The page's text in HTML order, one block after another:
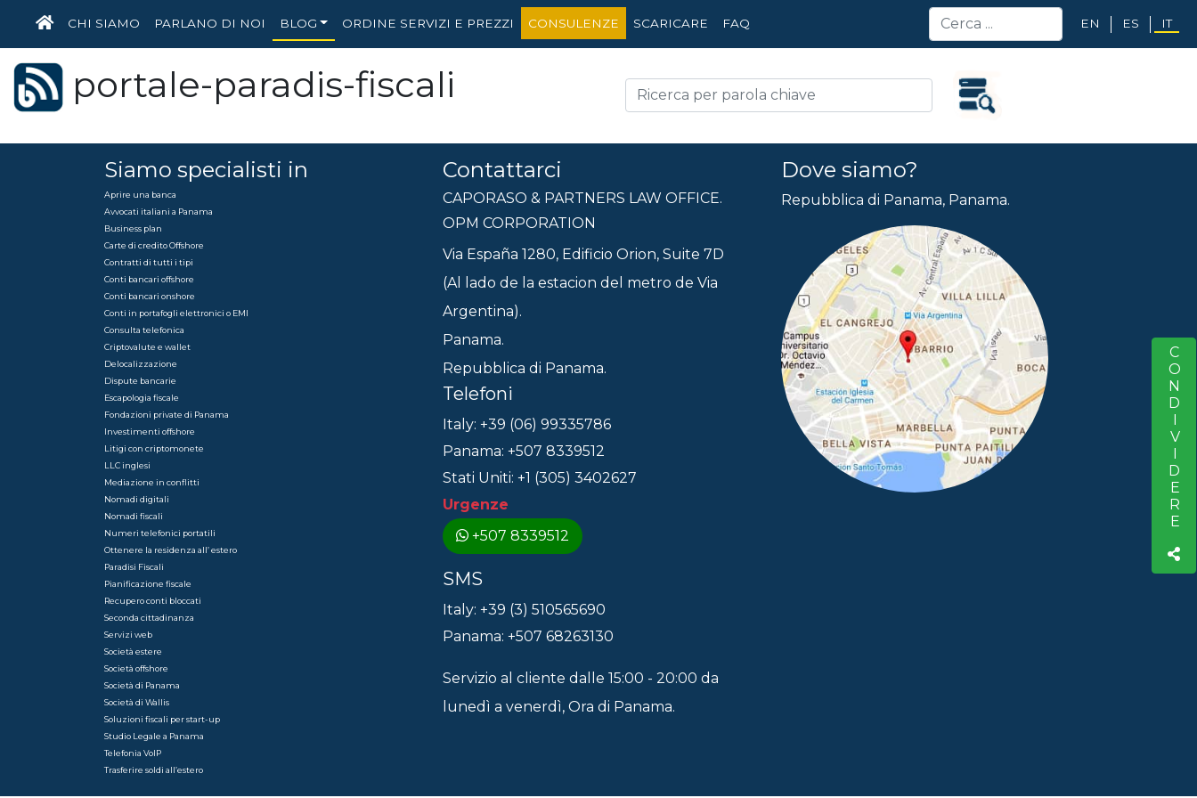
HOME
CHI SIAMO PARLANO DI NOI BLOG ORDINE SERVIZI E PREZZI CONSULENZE SCARICARE FAQ EN ES IT
portale-paradis-fiscali
CONDIVIDERE
Siamo specialisti in
Aprire una banca
Avvocati italiani a Panama
Business plan
Carte di credito Offshore
Contratti di tutti i tipi
Conti bancari offshore
Conti bancari onshore
Conti in portafogli elettronici o EMI
Consulta telefonica
Criptovalute e wallet
Delocalizzazione
Dispute bancarie
Escapologia fiscale
Fondazioni private di Panama
Investimenti offshore
Litigi con criptomonete
LLC inglesi
Mediazione in conflitti
Nomadi digitali
Nomadi fiscali
Numeri telefonici portatili
Ottenere la residenza all’ estero
Paradisi Fiscali
Pianificazione fiscale
Recupero conti bloccati
Seconda cittadinanza
Servizi web
Società estere
Società offshore
Società di Panama
Società di Wallis
Soluzioni fiscali per start-up
Studio Legale a Panama
Telefonia VoIP
Trasferire soldi all’estero
Contattarci
CAPORASO & PARTNERS LAW OFFICE.
OPM CORPORATION
Via España 1280, Edificio Orion, Suite 7D
(Al lado de la estacion del metro de Via
Argentina).
Panama.
Repubblica di Panama.
Telefoni
Italy: +39 (06) 99335786
Panama: +507 8339512
Stati Uniti: +1 (305) 3402627
Urgenze
+507 8339512
SMS
Italy: +39 (3) 510565690
Panama: +507 68263130
Servizio al cliente dalle 15:00 - 20:00 da
lunedì a venerdì, Ora di Panama.
Dove siamo?
Repubblica di Panama, Panama.